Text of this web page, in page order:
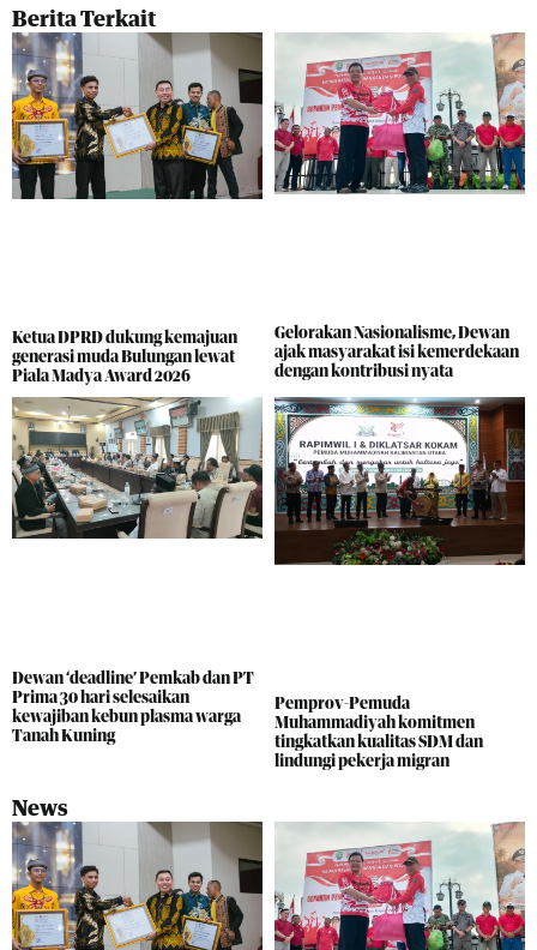
Berita Terkait
Ketua DPRD dukung kemajuan
generasi muda Bulungan lewat
Piala Madya Award 2026
Gelorakan Nasionalisme, Dewan
ajak masyarakat isi kemerdekaan
dengan kontribusi nyata
Dewan ‘deadline’ Pemkab dan PT
Prima 30 hari selesaikan
kewajiban kebun plasma warga
Tanah Kuning
Pemprov-Pemuda
Muhammadiyah komitmen
tingkatkan kualitas SDM dan
lindungi pekerja migran
News